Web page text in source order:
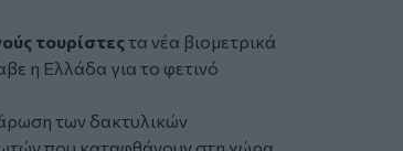
τουρίστεςτα νέα βιομετρικά
η Ελλάδα για το φετινό
των δακτυλικών